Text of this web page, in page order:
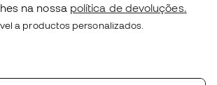
na nossa política de devoluções.
a productos personalizados.